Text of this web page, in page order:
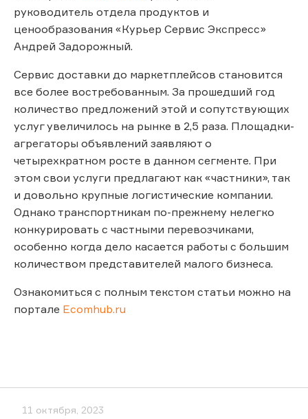
руководитель отдела продуктов и
ценообразования «Курьер Сервис Экспресс»
Андрей Задорожный.
Сервис доставки до маркетплейсов становится
все более востребованным. За прошедший год
количество предложений этой и сопутствующих
услуг увеличилось на рынке в 2,5 раза. Площадки-
агрегаторы объявлений заявляют о
четырехкратном росте в данном сегменте. При
этом свои услуги предлагают как «частники», так
и довольно крупные логистические компании.
Однако транспортникам по-прежнему нелегко
конкурировать с частными перевозчиками,
особенно когда дело касается работы с большим
количеством представителей малого бизнеса.
Ознакомиться с полным текстом статьи можно на
портале Ecomhub.ru
11 октября, 2023